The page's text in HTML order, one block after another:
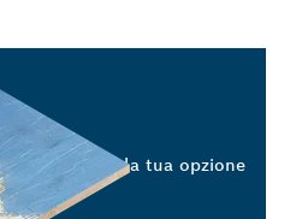
Seleziona la tua opzione